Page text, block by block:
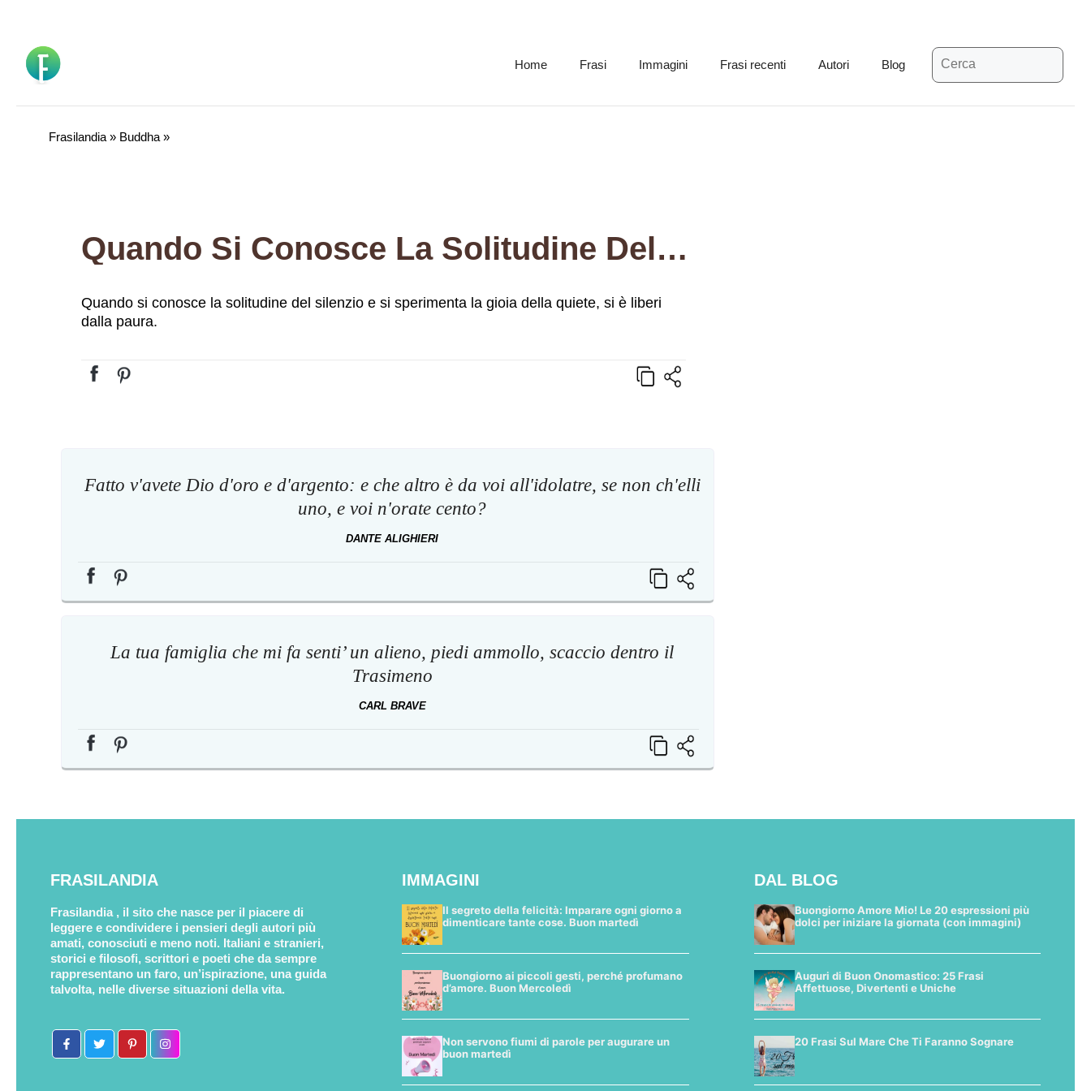
contenuto
Home Frasi Immagini Frasi recenti Autori Blog
Ricerca
per:
Frasilandia » Buddha »
Quando Si Conosce La Solitudine Del Silenzio E Si Sperimenta La Gioia Della Quiete, Si È Liberi Dalla Paura.
Quando si conosce la solitudine del silenzio e si sperimenta la gioia della quiete, si è liberi
dalla paura.
Fatto v'avete Dio d'oro e d'argento: e che altro è da voi all'idolatre, se non ch'elli
uno, e voi n'orate cento?
DANTE ALIGHIERI
La tua famiglia che mi fa senti’ un alieno, piedi ammollo, scaccio dentro il
Trasimeno
CARL BRAVE
FRASILANDIA
Frasilandia , il sito che nasce per il piacere di
leggere e condividere i pensieri degli autori più
amati, conosciuti e meno noti. Italiani e stranieri,
storici e filosofi, scrittori e poeti che da sempre
rappresentano un faro, un’ispirazione, una guida
talvolta, nelle diverse situazioni della vita.
IMMAGINI
Il segreto della felicità: Imparare ogni giorno a
dimenticare tante cose. Buon martedì
Buongiorno ai piccoli gesti, perché profumano
d’amore. Buon Mercoledì
Non servono fiumi di parole per augurare un
buon martedì
DAL BLOG
Buongiorno Amore Mio! Le 20 espressioni più
dolci per iniziare la giornata (con immagini)
Auguri di Buon Onomastico: 25 Frasi
Affettuose, Divertenti e Uniche
20 Frasi Sul Mare Che Ti Faranno Sognare